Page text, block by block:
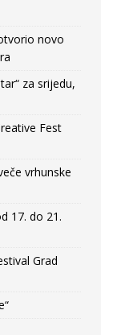
novo
za srijedu,
Fest
vrhunske
17. do 21.
Grad